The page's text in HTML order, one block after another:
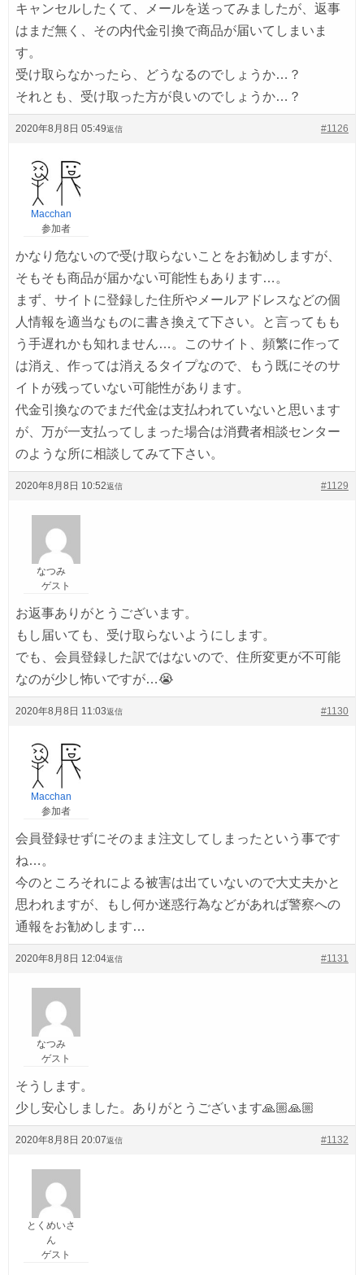
キャンセルしたくて、メールを送ってみましたが、返事
はまだ無く、その内代金引換で商品が届いてしまいま
す。
受け取らなかったら、どうなるのでしょうか…？
それとも、受け取った方が良いのでしょうか…？
2020年8月8日 05:49 #1126
返信
Macchan
参加者
かなり危ないので受け取らないことをお勧めしますが、
そもそも商品が届かない可能性もあります…。
まず、サイトに登録した住所やメールアドレスなどの個
人情報を適当なものに書き換えて下さい。と言ってもも
う手遅れかも知れません…。このサイト、頻繁に作って
は消え、作っては消えるタイプなので、もう既にそのサ
イトが残っていない可能性があります。
代金引換なのでまだ代金は支払われていないと思います
が、万が一支払ってしまった場合は消費者相談センター
のような所に相談してみて下さい。
2020年8月8日 10:52 #1129
返信
なつみ
ゲスト
お返事ありがとうございます。
もし届いても、受け取らないようにします。
でも、会員登録した訳ではないので、住所変更が不可能
なのが少し怖いですが…😭
2020年8月8日 11:03 #1130
返信
Macchan
参加者
会員登録せずにそのまま注文してしまったという事です
ね…。
今のところそれによる被害は出ていないので大丈夫かと
思われますが、もし何か迷惑行為などがあれば警察への
通報をお勧めします…
2020年8月8日 12:04 #1131
返信
なつみ
ゲスト
そうします。
少し安心しました。ありがとうございます🙏🏼🙏🏼
2020年8月8日 20:07 #1132
返信
とくめいさ
ん
ゲスト